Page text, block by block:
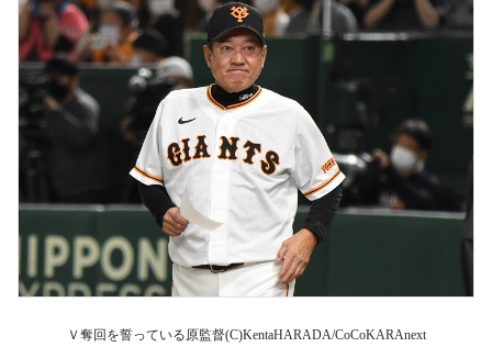
Ｖ奪回を誓っている原監督(C)KentaHARADA/CoCoKARAnext